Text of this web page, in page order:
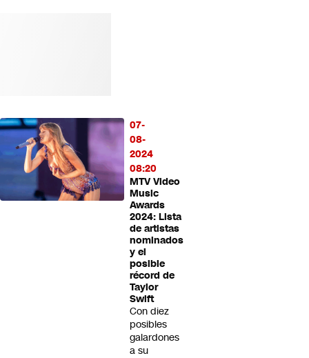
07-
08-
2024
08:20
MTV Video
Music
Awards
2024: Lista
de artistas
nominados
y el
posible
récord de
Taylor
Swift
Con diez
posibles
galardones
a su